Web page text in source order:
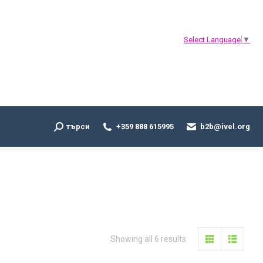
Select Language ▼
Search:
търси +359 888 615995 b2b@ivel.org
Showing all 6 results Sorted